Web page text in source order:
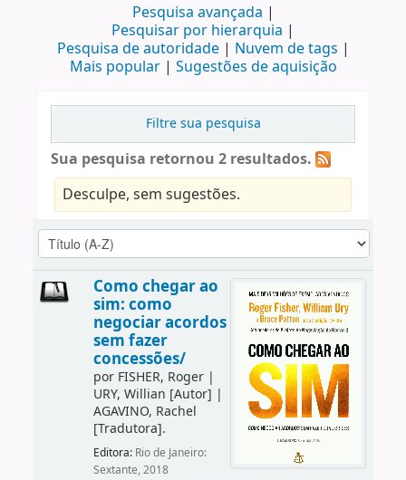
Pesquisa avançada
Pesquisar por hierarquia
Pesquisa de autoridade
Nuvem de tags
Mais popular
Sugestões de aquisição
Filtre sua pesquisa
Sua pesquisa retornou 2 resultados.
Desculpe, sem sugestões.
Como chegar ao
sim: como
negociar acordos
sem fazer
concessões/
por FISHER, Roger|
URY, Willian [Autor] |
AGAVINO, Rachel
[Tradutora].
Editora: Rio de Janeiro:
Sextante, 2018